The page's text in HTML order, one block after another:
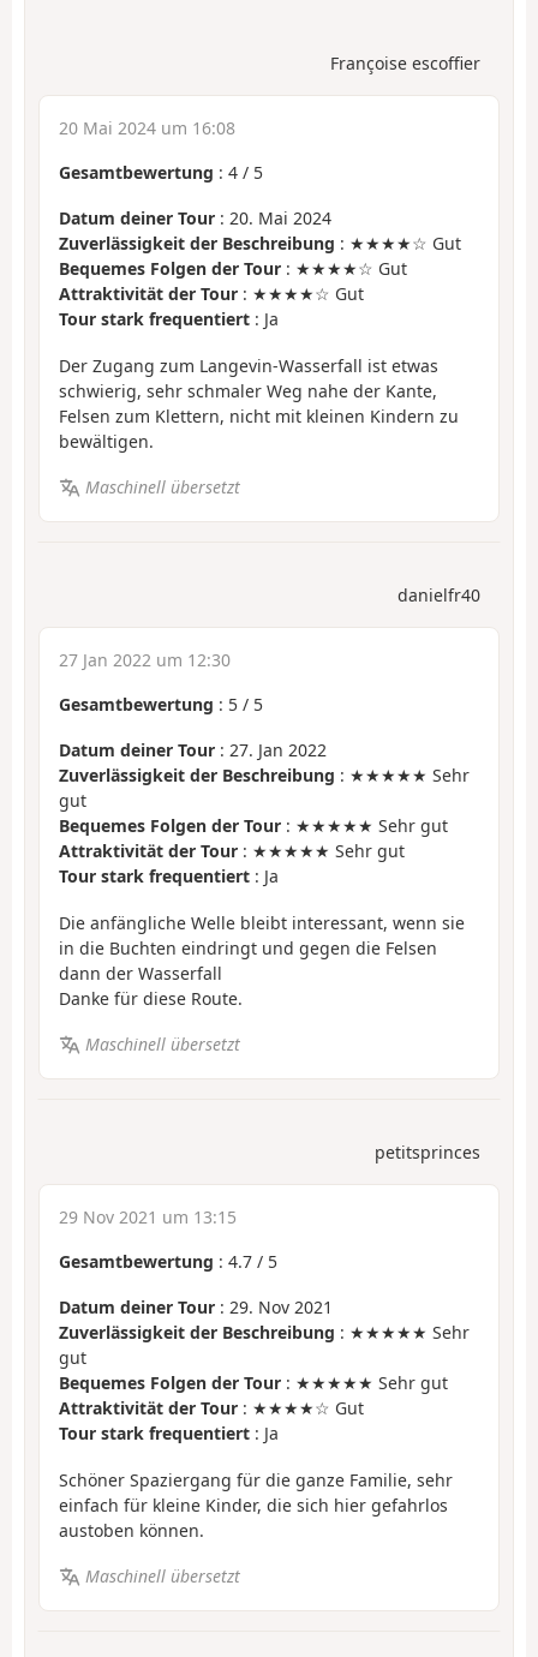
Françoise escoffier
20 Mai 2024 um 16:08
Gesamtbewertung : 4 / 5
Datum deiner Tour : 20. Mai 2024
Zuverlässigkeit der Beschreibung : ★★★★☆ Gut
Bequemes Folgen der Tour : ★★★★☆ Gut
Attraktivität der Tour : ★★★★☆ Gut
Tour stark frequentiert : Ja
Der Zugang zum Langevin-Wasserfall ist etwas
schwierig, sehr schmaler Weg nahe der Kante,
Felsen zum Klettern, nicht mit kleinen Kindern zu
bewältigen.
Maschinell übersetzt
danielfr40
27 Jan 2022 um 12:30
Gesamtbewertung : 5 / 5
Datum deiner Tour : 27. Jan 2022
Zuverlässigkeit der Beschreibung : ★★★★★ Sehr
gut
Bequemes Folgen der Tour : ★★★★★ Sehr gut
Attraktivität der Tour : ★★★★★ Sehr gut
Tour stark frequentiert : Ja
Die anfängliche Welle bleibt interessant, wenn sie
in die Buchten eindringt und gegen die Felsen
dann der Wasserfall
Danke für diese Route.
Maschinell übersetzt
petitsprinces
29 Nov 2021 um 13:15
Gesamtbewertung : 4.7 / 5
Datum deiner Tour : 29. Nov 2021
Zuverlässigkeit der Beschreibung : ★★★★★ Sehr
gut
Bequemes Folgen der Tour : ★★★★★ Sehr gut
Attraktivität der Tour : ★★★★☆ Gut
Tour stark frequentiert : Ja
Schöner Spaziergang für die ganze Familie, sehr
einfach für kleine Kinder, die sich hier gefahrlos
austoben können.
Maschinell übersetzt